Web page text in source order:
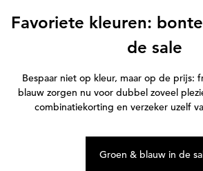
Favoriete kleuren:
de sale
Bespaar niet op kleur, maar op de prijs:
blauw zorgen nu voor dubbel zoveel
combinatiekorting en verzeker uzelf
Groen & blauw in de
(Opent in